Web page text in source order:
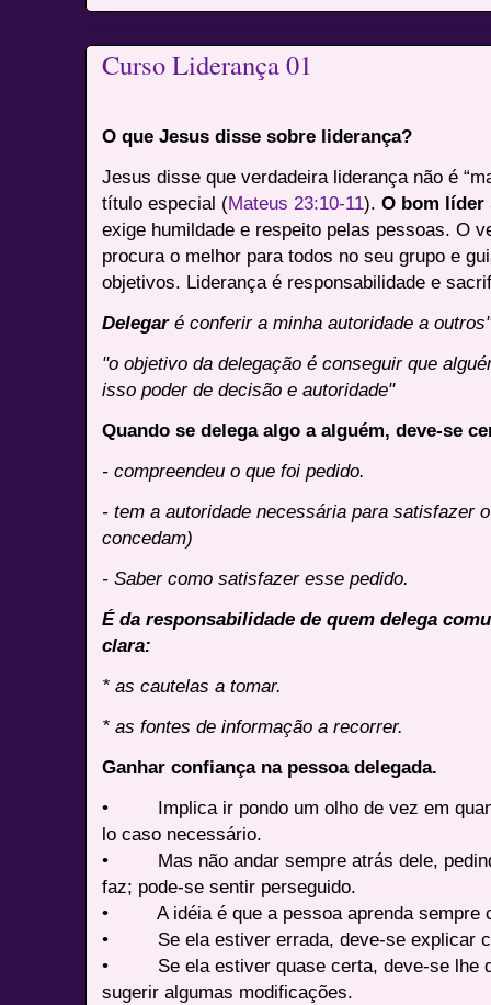
Curso Liderança 01
O que Jesus disse sobre liderança?
Jesus disse que verdadeira liderança não é
título especial (Mateus 23:10-11).O bom líder
exige humildade e respeito pelas pessoas. O
procura o melhor para todos no seu grupo e
objetivos. Liderança é responsabilidade e
Delegaré conferir a minha autoridade a
"o objetivo da delegação é conseguir que
isso poder de decisão e autoridade"
Quando se delega algo a alguém, deve-se
- compreendeu o que foi pedido.
- tem a autoridade necessária para satisfazer
concedam)
- Saber como satisfazer esse pedido.
É da responsabilidade de quem delega
clara:
* as cautelas a tomar.
* as fontes de informação a recorrer.
Ganhar confiança na pessoa delegada.
• Implica ir pondo um olho de vez em
lo caso necessário.
• Mas não andar sempre atrás dele,
faz; pode-se sentir perseguido.
• A idéia é que a pessoa aprenda sempre
• Se ela estiver errada, deve-se explicar
• Se ela estiver quase certa, deve-se lhe
sugerir algumas modificações.